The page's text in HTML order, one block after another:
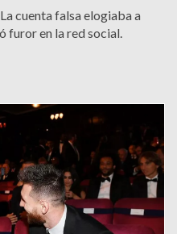
cuenta falsa elogiaba a
furor en la red social.